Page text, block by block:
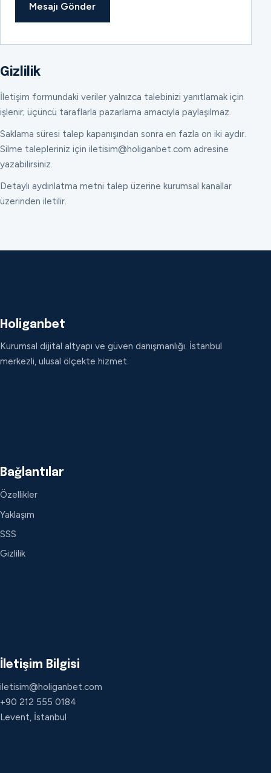
Mesajı Gönder
Gizlilik
İletişim formundaki veriler yalnızca talebinizi yanıtlamak için
işlenir; üçüncü taraflarla pazarlama amacıyla paylaşılmaz.
Saklama süresi talep kapanışından sonra en fazla on iki aydır.
Silme talepleriniz için iletisim@holiganbet.com adresine
yazabilirsiniz.
Detaylı aydınlatma metni talep üzerine kurumsal kanallar
üzerinden iletilir.
Holiganbet
Kurumsal dijital altyapı ve güven danışmanlığı. İstanbul
merkezli, ulusal ölçekte hizmet.
Bağlantılar
Özellikler
Yaklaşım
SSS
Gizlilik
İletişim Bilgisi
iletisim@holiganbet.com
+90 212 555 0184
Levent, İstanbul